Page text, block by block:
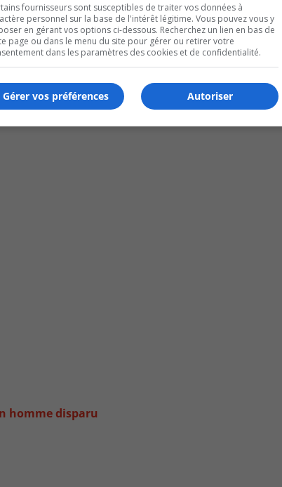
homme disparu
fournisseurs sont susceptibles de traiter vos données à
personnel sur la base de l'intérêt légitime. Vous pouvez vous y
en gérant vos options ci-dessous. Recherchez un lien en bas de
page ou dans le menu du site pour gérer ou retirer votre
dans les paramètres des cookies et de confidentialité.
Autoriser
Gérer vos préférences